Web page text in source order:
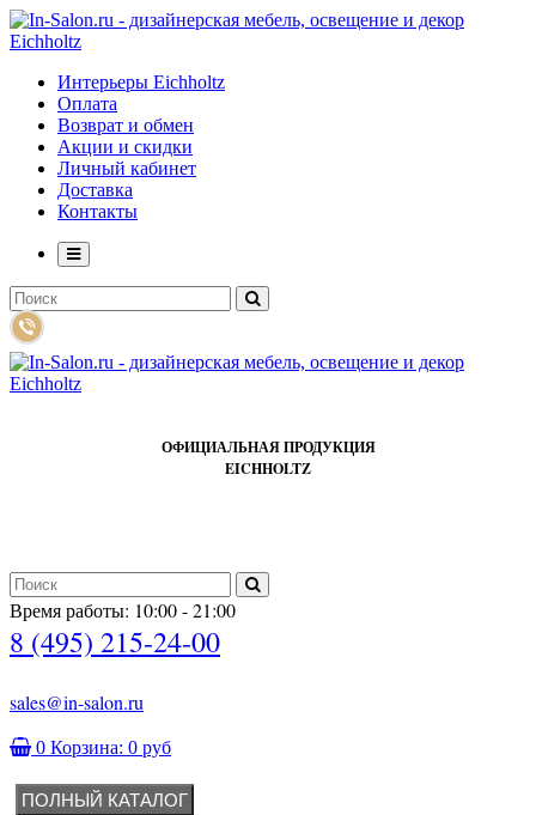
Интерьеры Eichholtz
Оплата
Возврат и обмен
Акции и скидки
Личный кабинет
Доставка
Контакты
ОФИЦИАЛЬНАЯ ПРОДУКЦИЯ
EICHHOLTZ
Время работы: 10:00 - 21:00
8 (495) 215-24-00
sales@in-salon.ru
0 Корзина: 0 руб
ПОЛНЫЙ КАТАЛОГ